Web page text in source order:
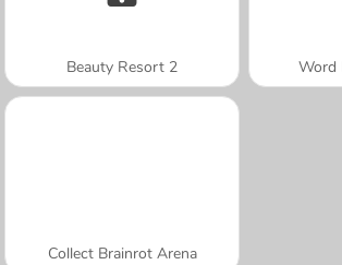
Beauty Resort 2 Word
Collect Brainrot Arena